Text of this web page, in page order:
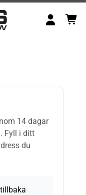
14 dagar
Fyll i ditt
du